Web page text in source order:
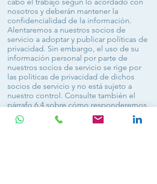
nosotros y deberán mantener la
confidencialidad de la información.
Alentaremos a nuestros socios de
servicio a adoptar y publicar políticas de
privacidad. Sin embargo, el uso de su
información personal por parte de
nuestros socios de servicio se rige por
las políticas de privacidad de dichos
socios de servicio y no está sujeto a
nuestro control. Consulte también el
párrafo 6.4 sobre cómo responderemos
a las señales de "no rastrear".